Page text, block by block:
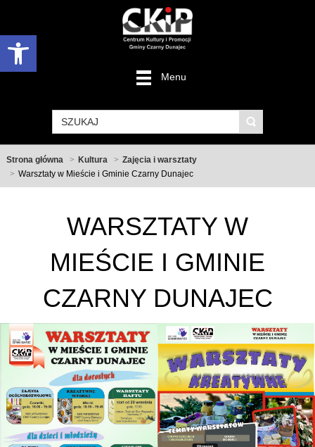
Otwórz pasek narzędzi
Menu
Strona główna Kultura
Zajęcia i warsztaty
Warsztaty w Mieście i Gminie Czarny Dunajec
WARSZTATY W
MIEŚCIE I GMINIE
CZARNY DUNAJEC